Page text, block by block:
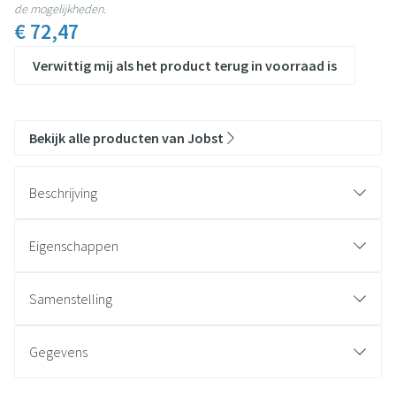
€ 72,47
Verwittig mij als het product terug in voorraad is
de mogelijkheden.
Bekijk alle producten van Jobst
Beschrijving
Eigenschappen
Koeling door verdamping.
Lange levensduur.
Samenstelling
Geactiveerde koolstof.
Gegevens